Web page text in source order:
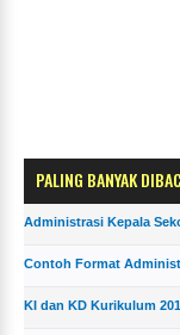
PALING BANYAK
Administrasi Kepala
Contoh Format
KI dan KD Kurikulum